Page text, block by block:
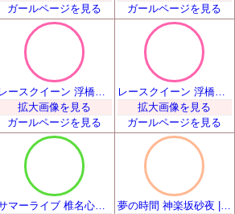
ガールページを見る
ガールページを見る
レースクイーン 浮橋明日香 | SSR
拡大画像を見る
ガールページを見る
レースクイーン 浮橋明日香 | SSR
拡大画像を見る
ガールページを見る
サマーライブ 椎名心実 | SSR
夢の時間 神楽坂砂夜 | SSR